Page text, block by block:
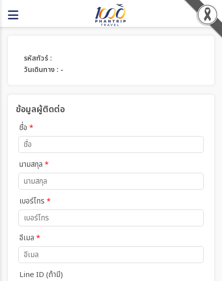
รหัสทัวร์ :
วันเดินทาง : -
ข้อมูลผู้ติดต่อ
ชื่อ *
นามสกุล *
เบอร์โทร *
อีเมล *
Line ID (ถ้ามี)